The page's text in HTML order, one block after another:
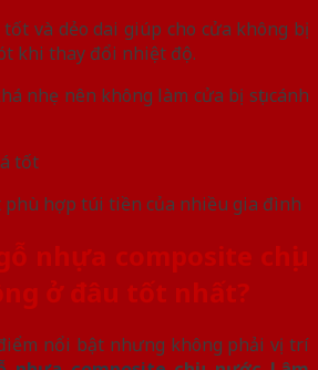
và dẻo dai giúp cho cửa không bị
khi thay đổi nhiệt độ.
nhẹ nên không làm cửa bị sụt cánh
tốt
phù hợp túi tiền của nhiều gia đình
nhựa composite chịu
ở đâu tốt nhất?
nổi bật nhưng không phải vị trí